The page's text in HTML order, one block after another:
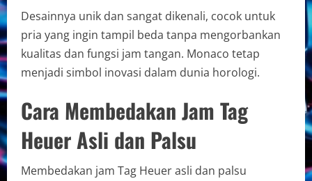
Desainnya unik dan sangat dikenali, cocok untuk
pria yang ingin tampil beda tanpa mengorbankan
kualitas dan fungsi jam tangan. Monaco tetap
menjadi simbol inovasi dalam dunia horologi.
Cara Membedakan Jam Tag
Heuer Asli dan Palsu
Membedakan jam Tag Heuer asli dan palsu